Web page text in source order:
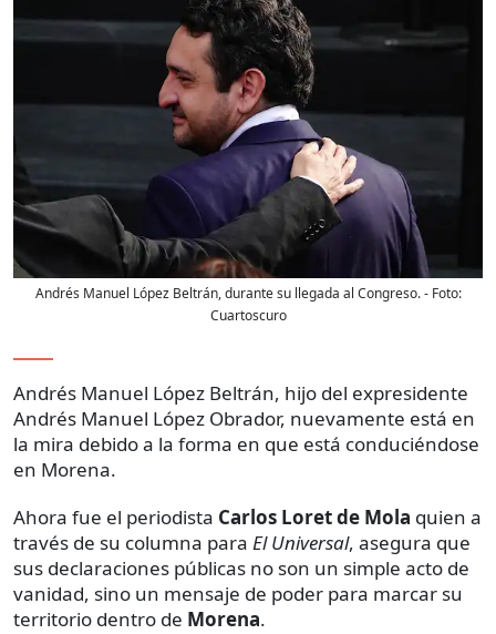
Andrés Manuel López Beltrán, durante su llegada al Congreso.- Foto:
Cuartoscuro
Andrés Manuel López Beltrán, hijo del expresidente
Andrés Manuel López Obrador, nuevamente está en
la mira debido a la forma en que está conduciéndose
en Morena.
Ahora fue el periodista Carlos Loret de Mola quien a
través de su columna para El Universal, asegura que
sus declaraciones públicas no son un simple acto de
vanidad, sino un mensaje de poder para marcar su
territorio dentro de Morena.